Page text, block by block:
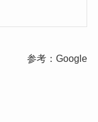
参考：Google